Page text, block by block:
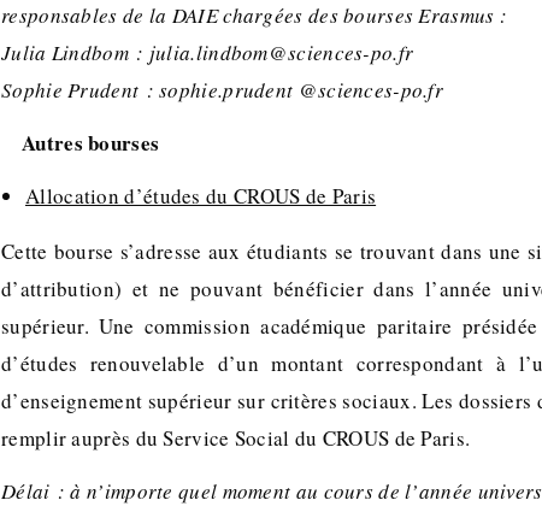
responsables de la DAIE chargées des bourses Erasmus :
Julia Lindbom : julia.lindbom@sciences-po.fr
Sophie Prudent : sophie.prudent @sciences-po.fr
Autres bourses
Allocation d’études du CROUS de Paris
Cette bourse s’adresse aux étudiants se trouvant dans
d’attribution) et ne pouvant bénéficier dans l’année
supérieur. Une commission académique paritaire
d’études renouvelable d’un montant correspondant à
d’enseignement supérieur sur critères sociaux. Les dossiers
remplir auprès du Service Social du CROUS de Paris.
Délai : à n’importe quel moment au cours de l’année